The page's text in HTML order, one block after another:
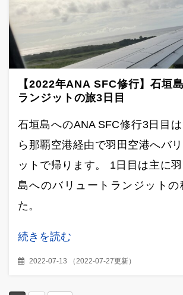
【2022年ANA SFC修行】石垣
ランジットの旅3日目
石垣島へのANA SFC修行3日目
ら那覇空港経由で羽田空港へバ
ットで帰ります。 1日目は主に
島へのバリュートランジットの
た。
続きを読む
2022-07-13 （ 2022-07-27更新）